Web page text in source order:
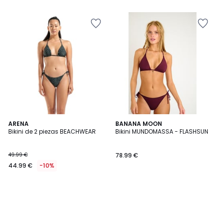
ARENA
Bikini de 2 piezas BEACHWEAR
49.99 €
44.99 € -10%
BANANA MOON
Bikini MUNDOMASSA - FLASHSUN
78.99 €